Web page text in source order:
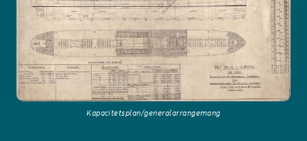
Kapacitetsplan/generalarrangemang